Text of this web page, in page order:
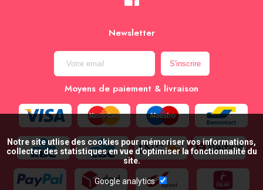
Newsletter
Moyens de paiement & livraison
Notre site utlise des cookies pour mémoriser vos informations,
collecter des statistiques en vue d’optimiser la fonctionnalité du
site.
Google analytics